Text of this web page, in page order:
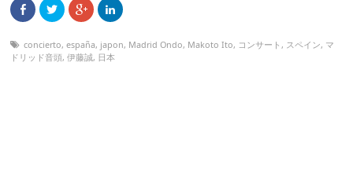
concierto,españa, japon, Madrid Ondo, Makoto Ito, コンサート , スペイン, マ
ドリッド音頭,伊藤誠, 日本